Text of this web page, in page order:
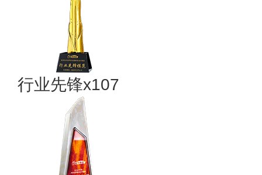
行业先锋x107